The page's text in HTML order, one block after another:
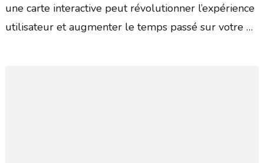
une carte interactive peut révolutionner l’expérience
utilisateur et augmenter le temps passé sur votre …